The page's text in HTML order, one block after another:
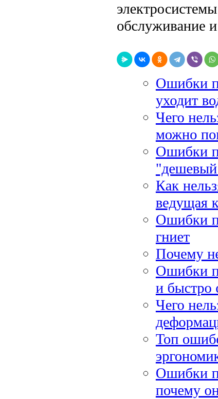
обслуживание
Ошибки
уходит
Чего
можно
Ошибки
Как
ведущая
Ошибки
гниет
Почему
Ошибки
и быстро
Чего
Топ
Ошибки
почему